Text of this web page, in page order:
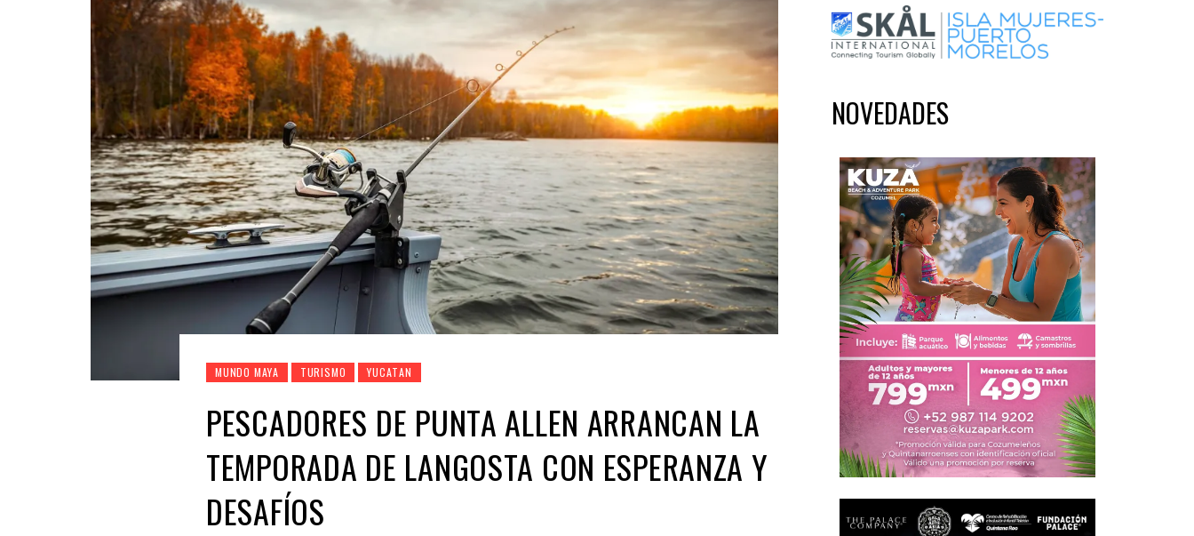
MUNDO MAYA TURISMO YUCATAN
PESCADORES DE PUNTA ALLEN ARRANCAN LA
TEMPORADA DE LANGOSTA CON ESPERANZA Y
DESAFÍOS
NOVEDADES